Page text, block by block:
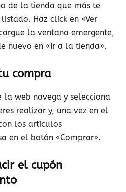
de la tienda que más te
Haz click en «Ver
la ventana emergente,
nuevo en «Ir a la tienda».
compra
la web navega y selecciona
realizar y, una vez en el
los artículos
en el botón «Comprar».
el cupón